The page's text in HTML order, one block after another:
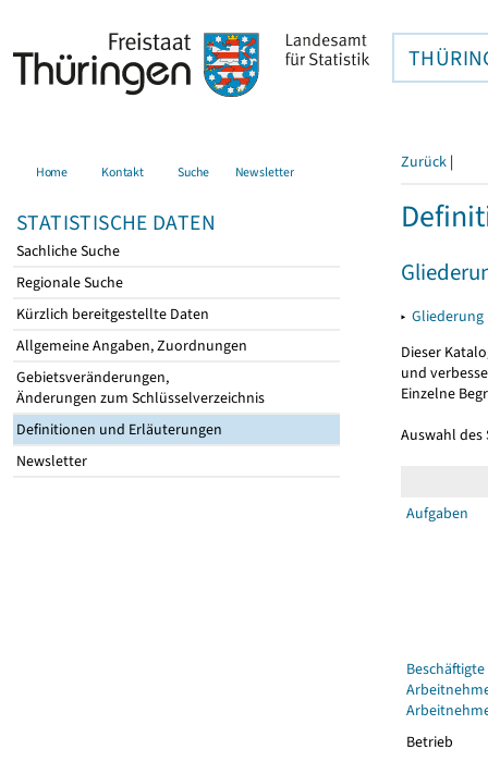
Home Kontakt Suche Newsletter
STATISTISCHE DATEN
Sachliche Suche
Regionale Suche
Kürzlich bereitgestellte Daten
Allgemeine Angaben, Zuordnungen
Gebietsveränderungen,
Änderungen zum Schlüsselverzeichnis
Definitionen und Erläuterungen
Newsletter
Zurück |
▸
Dieser
und
Einzelne
Auswahl
Aufgaben
Beschäftigte
Betrieb